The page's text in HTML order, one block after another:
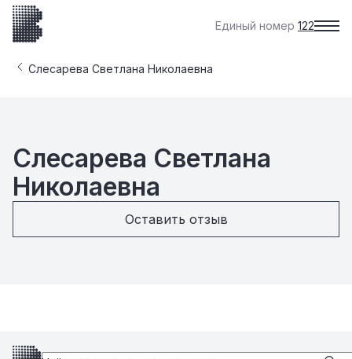
Единый номер 122
Слесарева Светлана
Николаевна
Оставить отзыв
Слесарева Светлана Николаевна